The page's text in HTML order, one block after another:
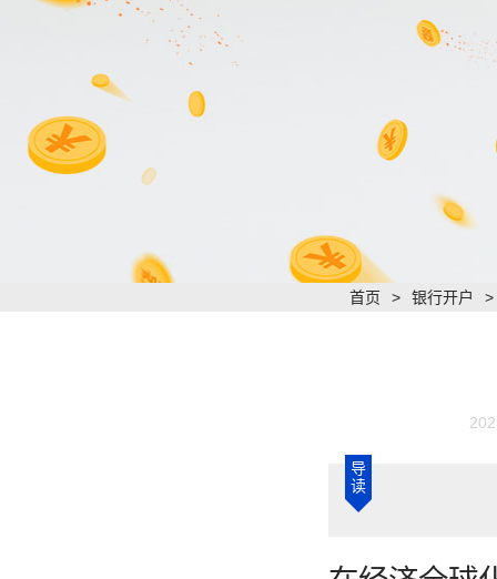
首页 > 银行开户 >
导
读